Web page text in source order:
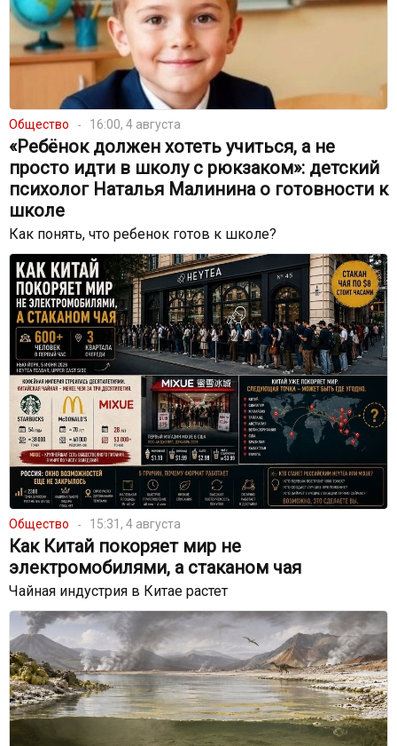
Общество 16:00, 4 августа
«Ребёнок должен хотеть учиться, а не
просто идти в школу с рюкзаком»: детский
психолог Наталья Малинина о готовности к
школе
Как понять, что ребенок готов к школе?
Общество 15:31, 4 августа
Как Китай покоряет мир не
электромобилями, а стаканом чая
Чайная индустрия в Китае растет